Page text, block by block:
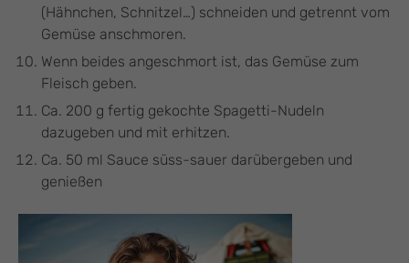
(Hähnchen, Schnitzel…) schneiden und getrennt vom
Gemüse anschmoren.
Wenn beides angeschmort ist, das Gemüse zum
Fleisch geben.
Ca. 200 g fertig gekochte Spagetti-Nudeln
dazugeben und mit erhitzen.
Ca. 50 ml Sauce süss-sauer darübergeben und
genießen